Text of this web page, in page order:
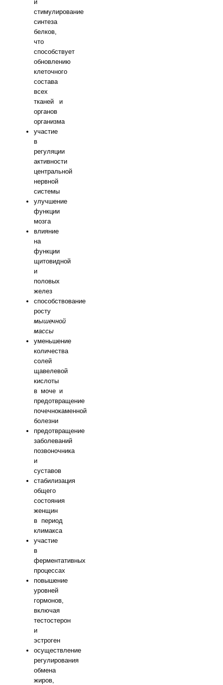
и
стимулирование
синтеза
белков,
что
способствует
обновлению
клеточного
состава
всех
тканей и
органов
организма
участие
в
регуляции
активности
центральной
нервной
системы
улучшение
функции
мозга
влияние
на
функции
щитовидной
и
половых
желез
способствование
росту
мышечной
массы
уменьшение
количества
солей
щавелевой
кислоты
в моче и
предотвращение
почечнокаменной
болезни
предотвращение
заболеваний
позвоночника
и
суставов
стабилизация
общего
состояния
женщин
в период
климакса
участие
в
ферментативных
процессах
повышение
уровней
гормонов,
включая
тестостерон
и
эстроген
осуществление
регулирования
обмена
жиров,